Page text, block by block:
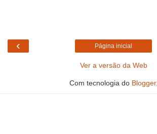
‹ Página inicial
Ver a versão da Web
Com tecnologia do Blogger.